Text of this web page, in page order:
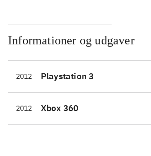
kæmpere kan skifte med hinanden.
Figurene er som nævnt en blanding
mellem de kendte figurer fra de to
spiluniverser, men da det er Street
fighter's producenter Capcom, der
lavet spillet, er hele spillet,
Tekken figurene, holdt i Street
Informationer og udgaver
2012 Playstation 3
2012 Xbox 360